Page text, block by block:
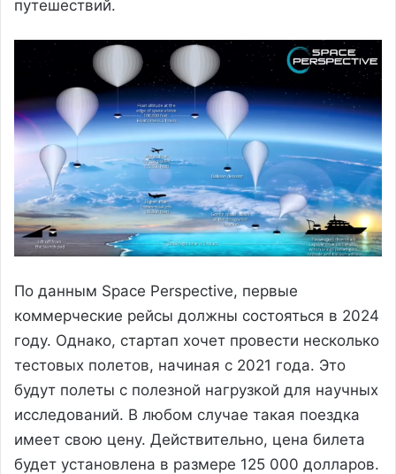
путешествий.
По данным Space Perspective, первые
коммерческие рейсы должны состояться в 2024
году. Однако, стартап хочет провести несколько
тестовых полетов, начиная с 2021 года. Это
будут полеты с полезной нагрузкой для научных
исследований. В любом случае такая поездка
имеет свою цену. Действительно, цена билета
будет установлена в размере 125 000 долларов.